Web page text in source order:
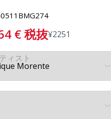
€税抜¥2251
ィスト